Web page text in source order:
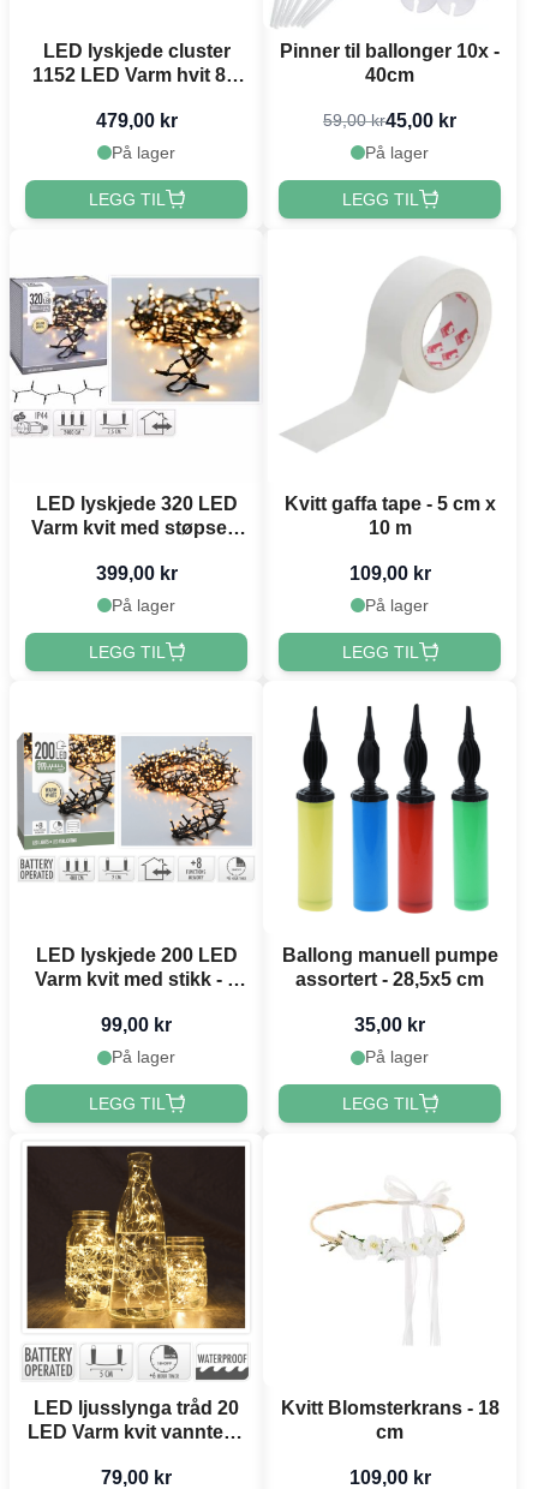
LED lyskjede cluster
1152 LED Varm hvit 8,5
479,00 kr
På lager
LEGG TIL
Pinner til ballonger 10x -
40cm
59,00 kr45,00 kr
På lager
LEGG TIL
LED lyskjede 320 LED
Varm kvit med støpsel -
399,00 kr
På lager
LEGG TIL
Kvitt gaffa tape - 5 cm x
10 m
109,00 kr
På lager
LEGG TIL
LED lyskjede 200 LED
Varm kvit med stikk - 4
99,00 kr
På lager
LEGG TIL
Ballong manuell pumpe
assortert - 28,5x5 cm
35,00 kr
På lager
LEGG TIL
LED ljusslynga tråd 20
LED Varm kvit vanntett -
79,00 kr
Kvitt Blomsterkrans - 18
cm
109,00 kr